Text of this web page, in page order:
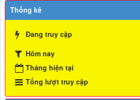
Thống kê
Đang truy cập
Hôm nay
Tháng hiện tại
Tổng lượt truy cập